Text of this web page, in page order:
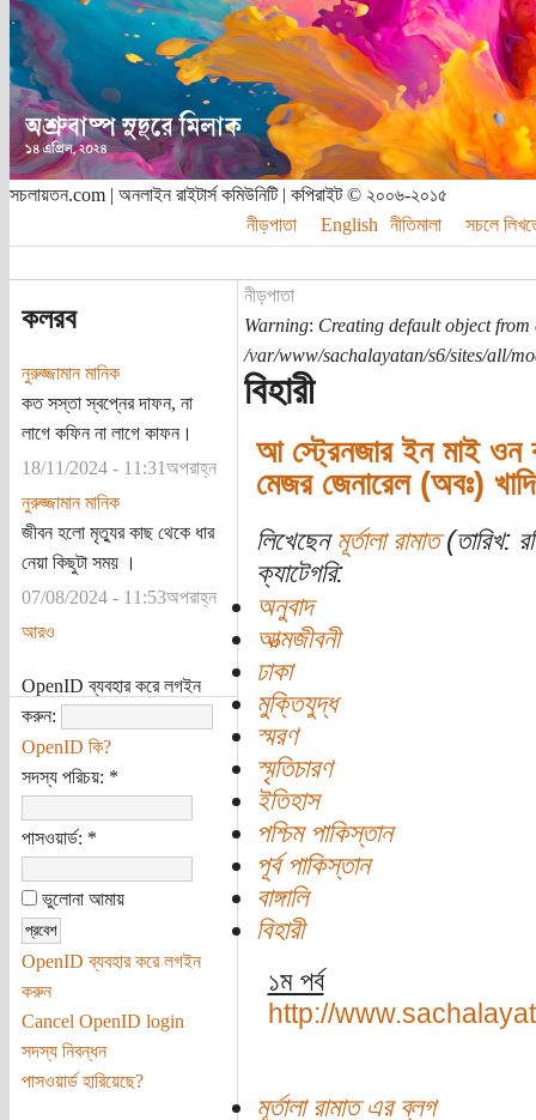
সচলায়তন.com | অনলাইন রাইটার্স কমিউনিটি | কপিরাইট © ২০০৬-২০১৫
নীড়পাতা
English নীতিমালা সচলে
কলরব
নুরুজ্জামান মানিক
কত সস্তা স্বপ্নের দাফন, না
লাগে কফিন না লাগে কাফন।
18/11/2024 - 11:31অপরাহ্ন
নুরুজ্জামান মানিক
জীবন হলো মৃত্যুর কাছ থেকে ধার
নেয়া কিছুটা সময় ।
07/08/2024 - 11:53অপরাহ্ন
আরও
OpenID ব্যবহার করে লগইন
করুন:
OpenID কি?
সদস্য পরিচয়: *
পাসওয়ার্ড: *
ভুলোনা আমায়
OpenID ব্যবহার করে লগইন
করুন
Cancel OpenID login
সদস্য নিবন্ধন
পাসওয়ার্ড হারিয়েছে?
নীড়পাতা
Warning: Creating default object from
/var/www/sachalayatan/s6/sites/all/
বিহারী
আ স্ট্রেনজার ইন মাই ওন
মেজর জেনারেল (অবঃ)
লিখেছেন মূর্তালা রামাত(তারিখ:
ক্যাটেগরি:
অনুবাদ
আত্মজীবনী
ঢাকা
মুক্তিযুদ্ধ
স্মরণ
স্মৃতিচারণ
ইতিহাস
পশ্চিম পাকিস্তান
পূর্ব পাকিস্তান
বাঙ্গালি
বিহারী
১ম পর্ব
http://
মূর্তালা রামাত এর ব্লগ